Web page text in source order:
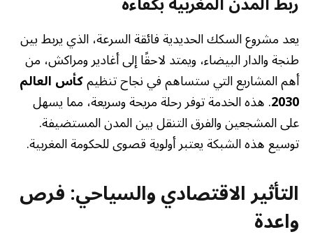
يعد مشروع السكك الحديدية فائقة السرعة، الذي يربط بين
طنجة والدار البيضاء، ويمتد لاحقًا إلى أغادير ومراكش، من
أهم المشاريع التي ستساهم في نجاح تنظيمكأس العالم
2030. هذه الخدمة توفر رحلة مريحة وسريعة، مما يسهل
على المشجعين والفرق التنقل بين المدن المستضيفة.
توسيع هذه الشبكة يعتبر أولوية قصوى للحكومة المغربية.
التأثير الاقتصادي والسياحي: فرص
واعدة